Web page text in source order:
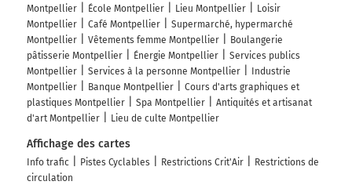
Montpellier
École Montpellier Lieu Montpellier
Loisir
Montpellier
Café Montpellier
Supermarché, hypermarché
Montpellier
Vêtements femme Montpellier
Boulangerie
pâtisserie Montpellier
Énergie Montpellier
Services publics
Montpellier
Services à la personne Montpellier
Industrie
Montpellier
Banque Montpellier
Cours d'arts graphiques et
plastiques Montpellier
Spa Montpellier
Antiquités et artisanat
d'art Montpellier
Lieu de culte Montpellier
Affichage des cartes
Info trafic Pistes Cyclables Restrictions Crit'Air
Restrictions de
circulation